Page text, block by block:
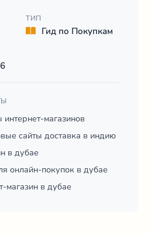
ТИП
Гид по Покупкам
интернет-магазинов
сайты доставка в индию
в дубае
онлайн-покупок в дубае
магазин в дубае